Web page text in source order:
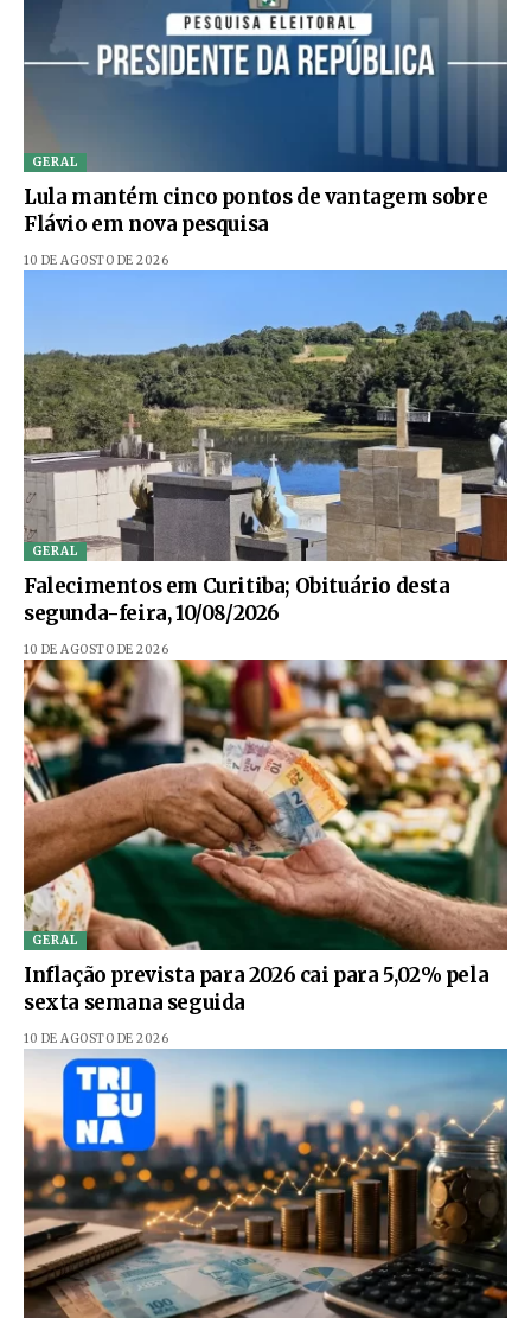
GERAL
Lula mantém cinco pontos de vantagem sobre
Flávio em nova pesquisa
10 DE AGOSTO DE 2026
GERAL
Falecimentos em Curitiba; Obituário desta
segunda-feira, 10/08/2026
10 DE AGOSTO DE 2026
GERAL
Inflação prevista para 2026 cai para 5,02% pela
sexta semana seguida
10 DE AGOSTO DE 2026